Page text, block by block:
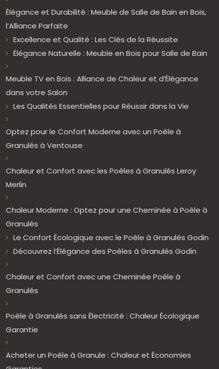
Élégance et Durabilité : Meuble de Salle de Bain en Bois,
l’Alliance Parfaite
Excellence et Qualité : Les Clés de la Réussite
Élégance Naturelle : Meuble en Bois pour Salle de Bain
Meuble TV en Bois : Alliance de Chaleur et d’Élégance
dans votre Salon
Les Qualités Essentielles pour Réussir dans la Vie
Optez pour le Confort Moderne avec un Poêle à
Granulés à Ventouse
Chaleur et Confort avec les Poêles à Granulés Leroy
Merlin
Chaleur Moderne : Optez pour une Cheminée à Poêle à
Granulés
Le Confort Écologique avec le Poêle à Granulés Godin
Découvrez l’Élégance des Poêles à Granulés Godin
Chaleur et Confort avec une Cheminée Poêle à
Granulés
Poêle à Granulés sans Électricité : Chaleur Écologique
Garantie
Acheter un Poêle à Granule : Chaleur et Économies